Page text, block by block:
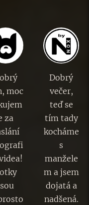
moc
za
Dobrý
večer,
teď se
tím tady
kocháme
s
manžele
m a jsem
dojatá a
nadšená.